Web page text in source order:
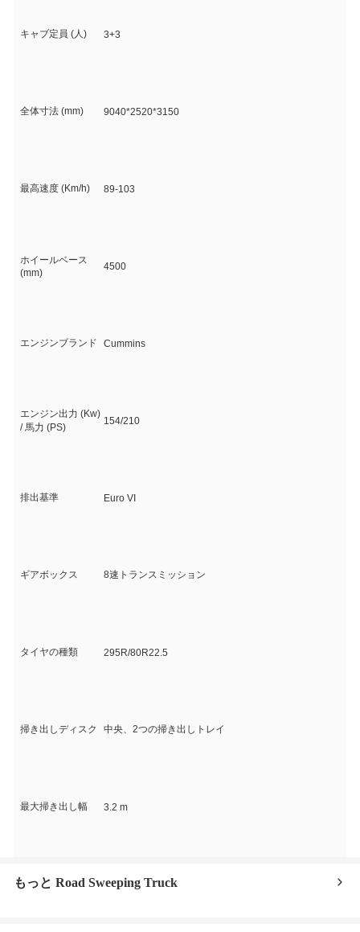
キャブ定員 (人) 3+3
全体寸法 (mm) 9040*2520*3150
最高速度 (Km/h) 89-103
ホイールベース
(mm)
4500
エンジンブランド Cummins
エンジン出力 (Kw)
/ 馬力 (PS)
154/210
排出基準 Euro VI
ギアボックス 8速トランスミッション
タイヤの種類 295R/80R22.5
掃き出しディスク 中央、2つの掃き出しトレイ
最大掃き出し幅 3.2 m
もっと Road Sweeping Truck